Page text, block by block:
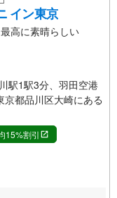
イン東京
高に素晴らしい
駅1駅3分、羽田空港
都品川区大崎にある
15%割引